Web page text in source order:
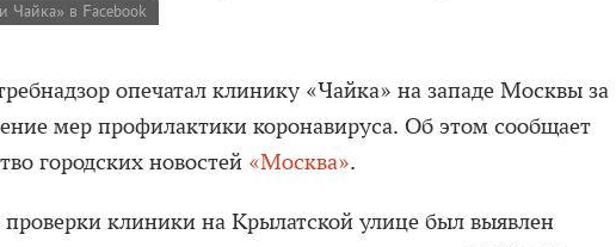
Чайка» в Facebook
опечатал клинику «Чайка» на западе Москвы за
мер профилактики коронавируса. Об этом сообщает
городских новостей «Москва».
проверки клиники на Крылатской улице был выявлен